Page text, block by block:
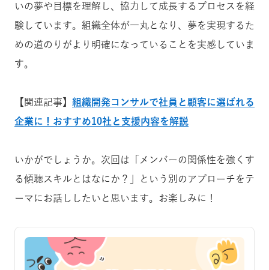
いの夢や目標を理解し、協力して成長するプロセスを経
験しています。組織全体が一丸となり、夢を実現するた
めの道のりがより明確になっていることを実感していま
す。
【関連記事】 組織開発コンサルで社員と顧客に選ばれる
企業に！おすすめ10社と支援内容を解説
いかがでしょうか。次回は「
メンバーの関係性を強くす
る傾聴スキルとはなにか？
」という別のアプローチをテ
ーマにお話ししたいと思います。お楽しみに！